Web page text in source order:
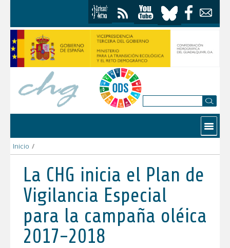
Contactar
Inicio /
La CHG inicia el Plan de
Vigilancia Especial
para la campaña oléica
2017-2018